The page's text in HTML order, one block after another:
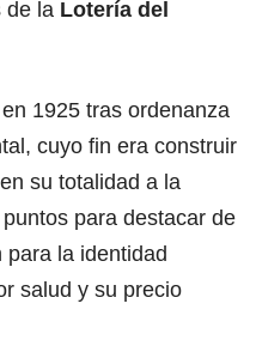
de la Lotería del
1925 tras ordenanza
cuyo fin era construir
su totalidad a la
para destacar de
la identidad
salud y su precio